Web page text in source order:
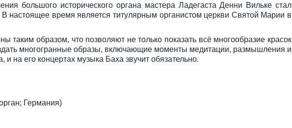
большого исторического органа мастера Ладегаста Денни Вильке стал
настоящее время является титулярным органистом церкви Святой Марии в
таким образом, что позволяют не только показать всё многообразие красок
многогранные образы, включающие моменты медитации, размышления и
на его концертах музыка Баха звучит обязательно.
Германия)